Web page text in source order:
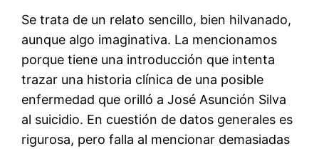
Se trata de un relato sencillo, bien hilvanado,
aunque algo imaginativa. La mencionamos
porque tiene una introducción que intenta
trazar una historia clínica de una posible
enfermedad que orilló a José Asunción Silva
al suicidio. En cuestión de datos generales es
rigurosa, pero falla al mencionar demasiadas